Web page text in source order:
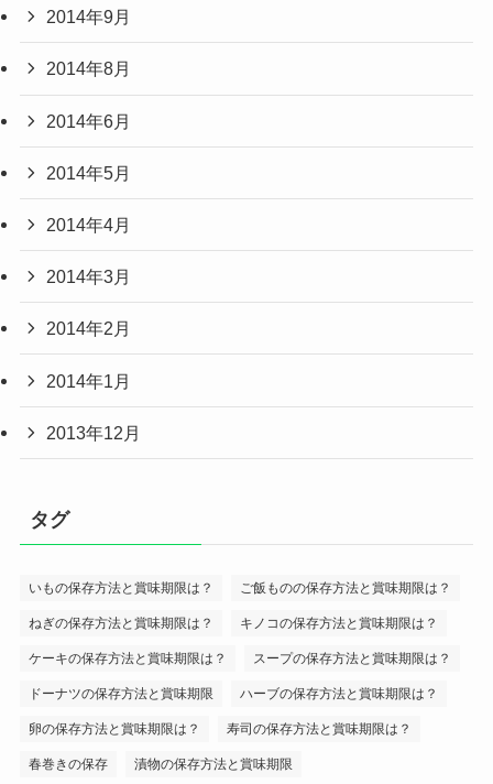
2014年9月
2014年8月
2014年6月
2014年5月
2014年4月
2014年3月
2014年2月
2014年1月
2013年12月
タグ
いもの保存方法と賞味期限は？ ご飯ものの保存方法と賞味期限は？
ねぎの保存方法と賞味期限は？ キノコの保存方法と賞味期限は？
ケーキの保存方法と賞味期限は？ スープの保存方法と賞味期限は？
ドーナツの保存方法と賞味期限 ハーブの保存方法と賞味期限は？
卵の保存方法と賞味期限は？ 寿司の保存方法と賞味期限は？
春巻きの保存 漬物の保存方法と賞味期限